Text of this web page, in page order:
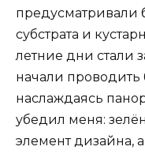
предусматривали
субстрата и
летние дни стали
начали
наслаждаясь
убедил меня:
элемент дизайна,